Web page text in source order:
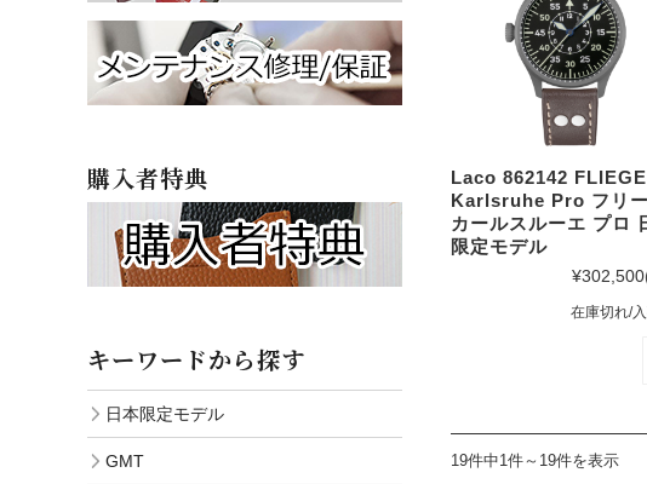
Laco 862142
Karlsruhe Pro フリ
カールスルーエ プロ
限定モデル
¥302,500
在庫切れ/
19件中1件～19件を表示
購入者特典
キーワードから探す
日本限定モデル
GMT